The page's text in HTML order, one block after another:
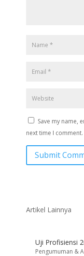
Save my name,
next time I comment.
Submit
Artikel Lainnya
Uji Profisiensi
Pengumuman &